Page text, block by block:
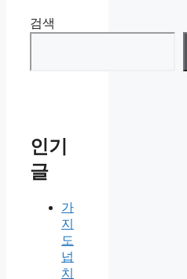
검색
인기
글
가
지
도
넙
치